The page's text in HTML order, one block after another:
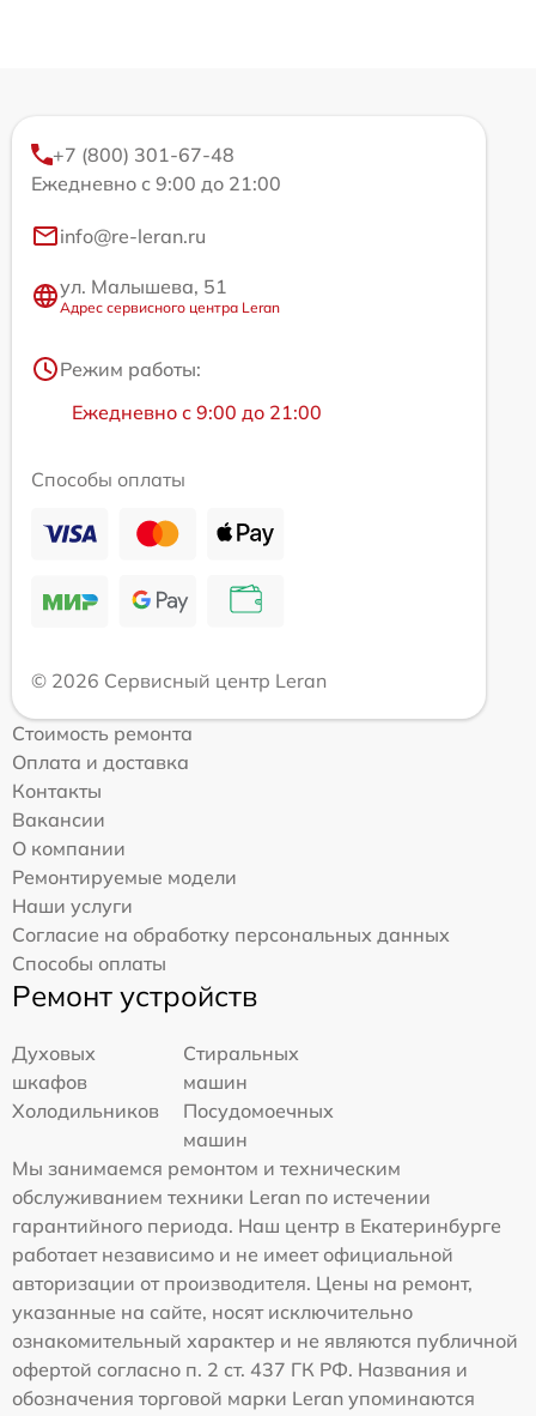
+7 (800) 301-67-48
Ежедневно с 9:00 до 21:00
info@re-leran.ru
ул. Малышева, 51
Адрес сервисного центра Leran
Режим работы:
Ежедневно с 9:00 до 21:00
Способы оплаты
© 2026 Сервисный центр Leran
Стоимость ремонта
Оплата и доставка
Контакты
Вакансии
О компании
Ремонтируемые модели
Наши услуги
Согласие на обработку персональных данных
Способы оплаты
Ремонт устройств
Духовых
шкафов
Стиральных
машин
Холодильников
Посудомоечных
машин
Мы занимаемся ремонтом и техническим
обслуживанием техники Leran по истечении
гарантийного периода. Наш центр в Екатеринбурге
работает независимо и не имеет официальной
авторизации от производителя. Цены на ремонт,
указанные на сайте, носят исключительно
ознакомительный характер и не являются публичной
офертой согласно п. 2 ст. 437 ГК РФ. Названия и
обозначения торговой марки Leran упоминаются